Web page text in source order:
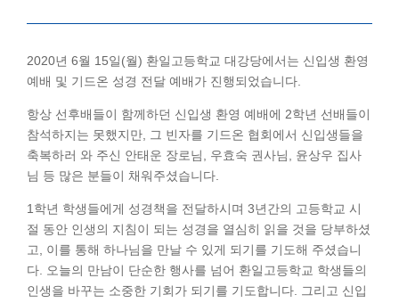
2020년 6월 15일(월) 환일고등학교 대강당에서는 신입생 환영
예배 및 기드온 성경 전달 예배가 진행되었습니다.
항상 선후배들이 함께하던 신입생 환영 예배에 2학년 선배들이
참석하지는 못했지만, 그 빈자를 기드온 협회에서 신입생들을
축복하러 와 주신 안태운 장로님, 우효숙 권사님, 윤상우 집사
님 등 많은 분들이 채워주셨습니다.
1학년 학생들에게 성경책을 전달하시며 3년간의 고등학교 시
절 동안 인생의 지침이 되는 성경을 열심히 읽을 것을 당부하셨
고, 이를 통해 하나님을 만날 수 있게 되기를 기도해 주셨습니
다. 오늘의 만남이 단순한 행사를 넘어 환일고등학교 학생들의
인생을 바꾸는 소중한 기회가 되기를 기도합니다. 그리고 신입